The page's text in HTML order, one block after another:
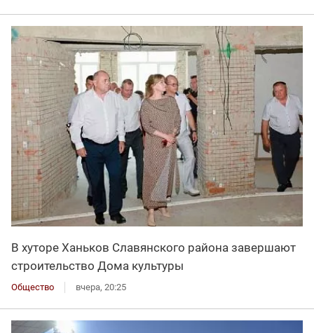
В хуторе Ханьков Славянского района завершают
строительство Дома культуры
Общество вчера, 20:25